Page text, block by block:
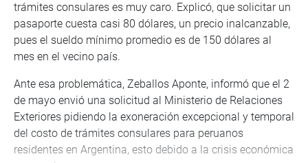
trámites consulares es muy caro. Explicó, que solicitar un
pasaporte cuesta casi 80 dólares, un precio inalcanzable,
pues el sueldo mínimo promedio es de 150 dólares al
mes en el vecino país.
Ante esa problemática, Zeballos Aponte, informó que el 2
de mayo envió una solicitud al Ministerio de Relaciones
Exteriores pidiendo la exoneración excepcional y temporal
del costo de trámites consulares para peruanos
residentes en Argentina, esto debido a la crisis económica